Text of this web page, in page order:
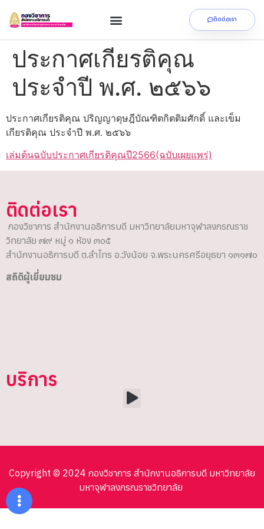
ติดต่อเรา
ประกาศเกียรติคุณ
ประจำปี พ.ศ. ๒๕๖๖
ประกาศเกียรติคุณ ปริญญาดุษฎีบัณฑิตกิตติมศักดิ์ และเข็ม
เกียรติคุณ ประจำปี พ.ศ. ๒๕๖๖
เล่มต้นฉบับประกาศเกียรติคุณปี2566(ฉบับเผยแพร่)
ติดต่อเรา
กองวิชาการ สำนักงานอธิการบดี มหาวิทยาลัยมหาจุฬาลงกรณราช
วิทยาลัย ๗๙ หมู่ ๑ ห้อง ๓๐๕
สำนักงานอธิการบดี ต.ลำไทร อ.วังน้อย จ.พระนครศรีอยุธยา ๑๓๑๗๐
สถิติผู้เยี่ยมชม
บริการ
Copyright © 2024 กองวิชาการ สำนักงานอธิการบดี มหาวิทยาลัย
มหาจุฬาลงกรณราชวิทยาลัย